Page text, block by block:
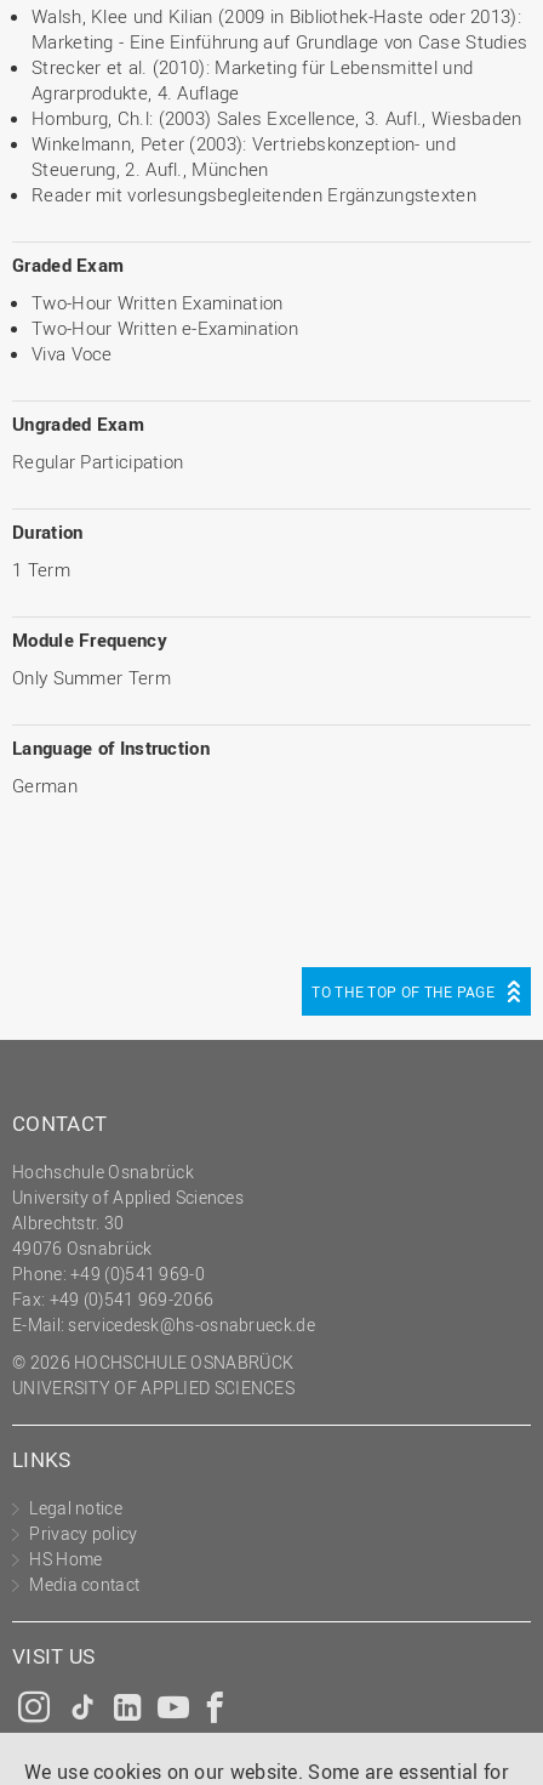
We use cookies on our website. Some are essential for
Walsh, Klee und Kilian (2009 in Bibliothek-Haste oder 2013):
Marketing - Eine Einführung auf Grundlage von Case Studies
Strecker et al. (2010): Marketing für Lebensmittel und
Agrarprodukte, 4. Auflage
Homburg, Ch.l: (2003) Sales Excellence, 3. Aufl., Wiesbaden
Winkelmann, Peter (2003): Vertriebskonzeption- und
Steuerung, 2. Aufl., München
Reader mit vorlesungsbegleitenden Ergänzungstexten
Graded Exam
Two-Hour Written Examination
Two-Hour Written e-Examination
Viva Voce
Ungraded Exam
Regular Participation
Duration
1 Term
Module Frequency
Only Summer Term
Language of Instruction
German
TO THE TOP OF THE PAGE
CONTACT
Hochschule Osnabrück
University of Applied Sciences
Albrechtstr. 30
49076 Osnabrück
Phone: +49 (0)541 969-0
Fax: +49 (0)541 969-2066
E-Mail: servicedesk@hs-osnabrueck.de
© 2026 HOCHSCHULE OSNABRÜCK
UNIVERSITY OF APPLIED SCIENCES
LINKS
Legal notice
Privacy policy
HS Home
Media contact
VISIT US
Instagram
Tiktok
LinkedInYouTube